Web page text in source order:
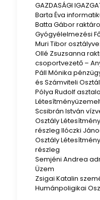
GAZDASÁGI
Barta Éva
Batta Gábor
Gyógyélelmezési
Muri Tibor
Ollé Zsuzsanna
csoportvezető –
Páll Mónika
és Számviteli
Pólya Rudolf
Scsibrán István
Osztály
részleg Ilóczki
Osztály
részleg
Semjéni Andrea
Üzem
Zsigai Katalin
Humánpoligikai